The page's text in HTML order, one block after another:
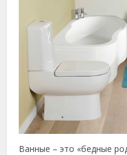
Ванные – это «бедные